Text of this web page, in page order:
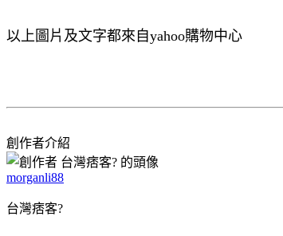
以上圖片及文字都來自yahoo購物中心
創作者介紹
morganli88
台灣痞客?